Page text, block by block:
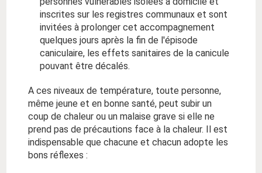
inscrites sur les registres communaux et sont
invitées à prolonger cet accompagnement
quelques jours après la fin de l'épisode
caniculaire, les effets sanitaires de la canicule
pouvant être décalés.
A ces niveaux de température, toute personne,
même jeune et en bonne santé, peut subir un
coup de chaleur ou un malaise grave si elle ne
prend pas de précautions face à la chaleur. Il est
indispensable que chacune et chacun adopte les
bons réflexes :